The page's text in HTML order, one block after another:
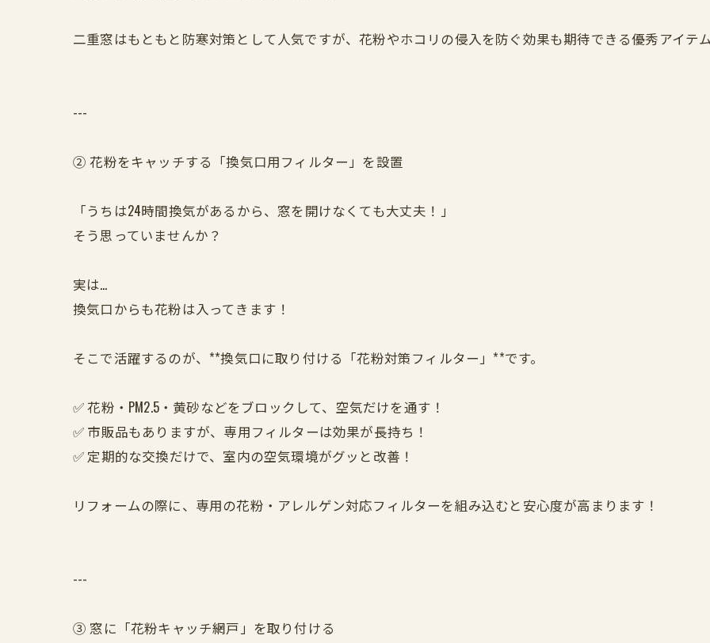
二重窓はもともと防寒対策として人気ですが、花粉やホコリの侵入を防ぐ効果も期待できる優秀アイテ
---
② 花粉をキャッチする「換気口用フィルター」を設置
「うちは24時間換気があるから、窓を開けなくても大丈夫！」
そう思っていませんか？
実は…
換気口からも花粉は入ってきます！
そこで活躍するのが、**換気口に取り付ける「花粉対策フィルター」**です。
✅ 花粉・PM2.5・黄砂などをブロックして、空気だけを通す！
✅ 市販品もありますが、専用フィルターは効果が長持ち！
✅ 定期的な交換だけで、室内の空気環境がグッと改善！
リフォームの際に、専用の花粉・アレルゲン対応フィルターを組み込むと安心度が高まります！
---
③ 窓に「花粉キャッチ網戸」を取り付ける